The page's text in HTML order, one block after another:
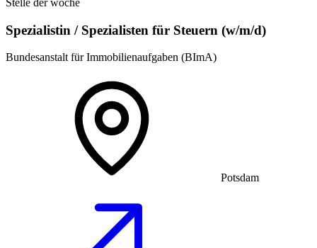
Stelle der woche
Spezialistin / Spezialisten für Steuern (w/m/d)
Bundesanstalt für Immobilienaufgaben (BImA)
Potsdam